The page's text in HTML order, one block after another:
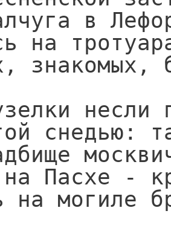
в
на
знакомых,
несли
снедью:
Пасхе -
на могиле